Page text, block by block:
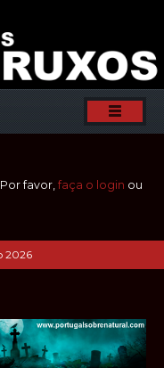
Por favor,faça o login ou
2026